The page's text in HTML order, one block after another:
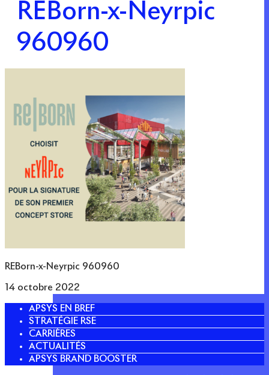
REBorn-x-Neyrpic
960960
REBorn-x-Neyrpic 960960
14 octobre 2022
APSYS EN BREF
STRATÉGIE RSE
CARRIÈRES
ACTUALITÉS
APSYS BRAND BOOSTER